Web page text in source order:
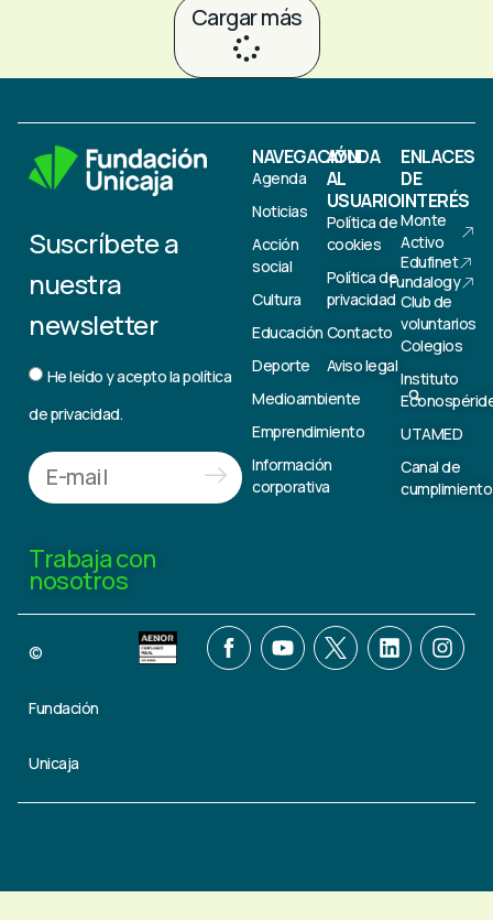
Cargar más
Suscríbete a
nuestra
newsletter
He leído y acepto lapolítica
de privacidad.
Trabaja con
nosotros
NAVEGACIÓN
Agenda
Noticias
Acción
social
Cultura
Educación
Deporte
Medioambiente
Emprendimiento
Información
corporativa
AYUDA
AL
USUARIO
Política de
cookies
Política de
privacidad
Contacto
Aviso legal
ENLACES
DE
INTERÉS
Monte
Activo
Edufinet
Fundalogy
Club de
voluntarios
Colegios
Instituto
UTAMED
Canal de
cumplimiento
©
Fundación
Unicaja